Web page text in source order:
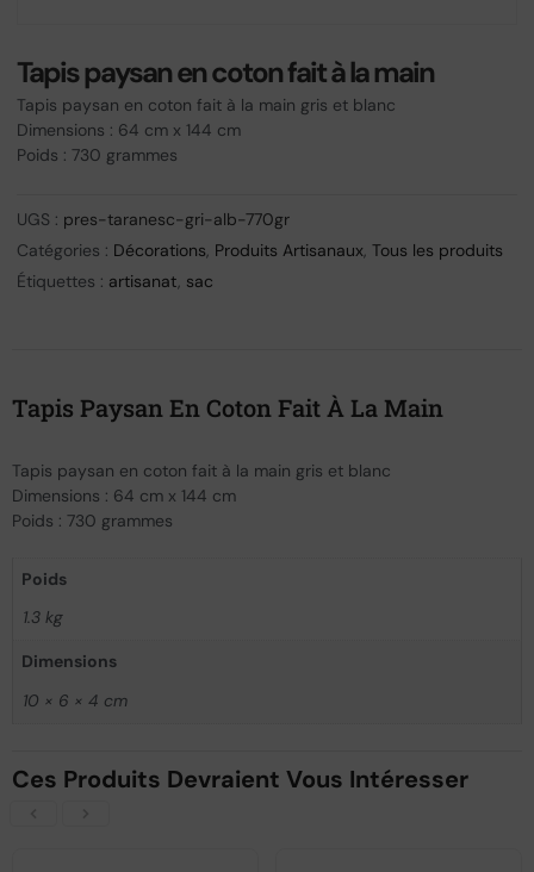
Tapis paysan en coton fait à la main
Tapis paysan en coton fait à la main gris et blanc
Dimensions : 64 cm x 144 cm
Poids : 730 grammes
UGS : pres-taranesc-gri-alb-770gr
Catégories : Décorations Produits Artisanaux ,Tous les produits
Étiquettes : artisanat sac
Tapis Paysan En Coton Fait À La Main
Tapis paysan en coton fait à la main gris et blanc
Dimensions : 64 cm x 144 cm
Poids : 730 grammes
Poids
1.3 kg
Dimensions
10 × 6 × 4 cm
Ces Produits Devraient Vous Intéresser